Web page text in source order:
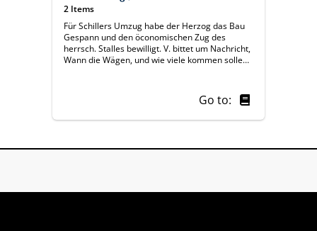
2 Items
Für Schillers Umzug habe der Herzog das Bau
Gespann und den öconomischen Zug des
herrsch. Stalles bewilligt. V. bittet um Nachricht,
Wann die Wägen, und wie viele kommen sollen,
gekommen sei. - Die Schloßbau Sachen seien
heute in einer Session expedirt worden; Dank
Go to: